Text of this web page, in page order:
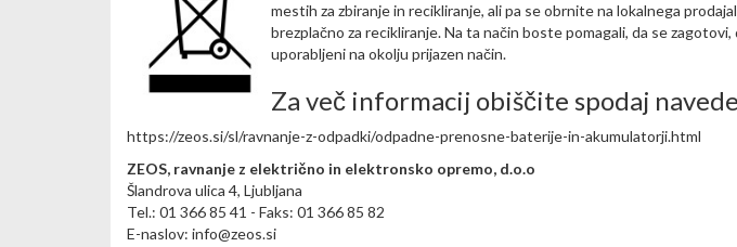
mestih za zbiranje in recikliranje, ali pa se obrnite na lokalnega
brezplačno za recikliranje. Na ta način boste pomagali, da se
uporabljeni na okolju prijazen način.
Za več informacij obiščite spodaj
https://zeos.si/sl/ravnanje-z-odpadki/odpadne-prenosne-baterije-in-akumulatorji.html
ZEOS, ravnanje z električno in elektronsko opremo, d.o.o
Šlandrova ulica 4, Ljubljana
Tel.: 01 366 85 41 - Faks: 01 366 85 82
E-naslov: info@zeos.si